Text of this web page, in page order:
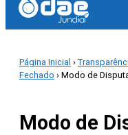
Página Inicial ›
Fechado › Modo de
Modo de